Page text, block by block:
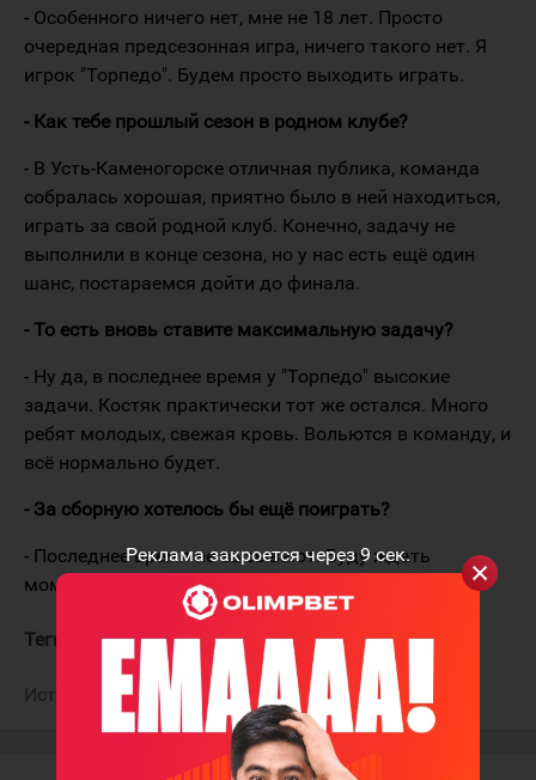
Реклама закроется через9 сек.
- Особенного ничего нет, мне не 18 лет. Просто
очередная предсезонная игра, ничего такого нет. Я
игрок "Торпедо". Будем просто выходить играть.
- Как тебе прошлый сезон в родном клубе?
- В Усть-Каменогорске отличная публика, команда
собралась хорошая, приятно было в ней находиться,
играть за свой родной клуб. Конечно, задачу не
выполнили в конце сезона, но у нас есть ещё один
шанс, постараемся дойти до финала.
- То есть вновь ставите максимальную задачу?
- Ну да, в последнее время у "Торпедо" высокие
задачи. Костяк практически тот же остался. Много
ребят молодых, свежая кровь. Вольются в команду, и
всё нормально будет.
- За сборную хотелось бы ещё поиграть?
- Последнее время не вызывают. Буду ждать
момента. Как вызовут, буду играть за Казахстан.
Теги: Жайлауов Талгат Торпедо
Источник: Sports.kz